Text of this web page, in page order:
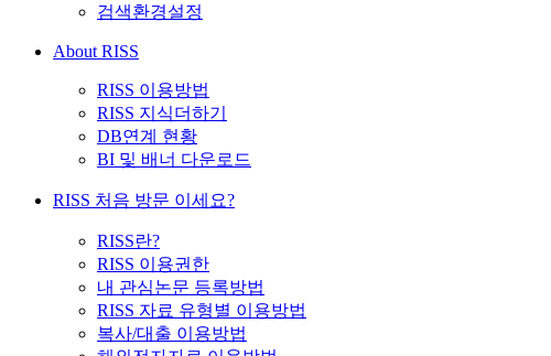
검색환경설정
About RISS
RISS 이용방법
RISS 지식더하기
DB연계 현황
BI 및 배너 다운로드
RISS 처음 방문 이세요?
RISS란?
RISS 이용권한
내 관심논문 등록방법
RISS 자료 유형별 이용방법
복사/대출 이용방법